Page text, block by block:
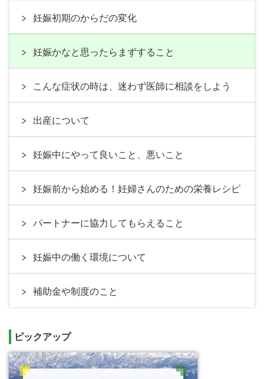
妊娠初期のからだの変化
妊娠かなと思ったらまずすること
こんな症状の時は、迷わず医師に相談をしよう
出産について
妊娠中にやって良いこと、悪いこと
妊娠前から始める！妊婦さんのための栄養レシピ
パートナーに協力してもらえること
妊娠中の働く環境について
補助金や制度のこと
ピックアップ